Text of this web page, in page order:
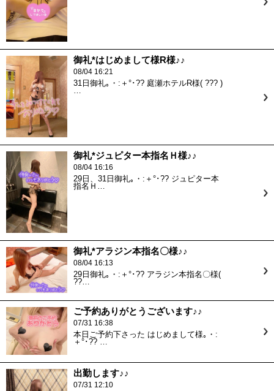
御礼*はじめまして様R様♪♪
08/04 16:21
31日御礼｡・:＋°･?? 庭瀬ホテルR様( ??? )
御礼*ジュピター本指名Ｈ様♪♪
08/04 16:16
29日、31日御礼｡・:＋°･?? ジュピター本
指名Ｈ…
御礼*アラジン本指名〇様♪♪
08/04 16:13
29日御礼｡・:＋°･?? アラジン本指名〇様(
??…
ご予約ありがとうございます♪♪
07/31 16:38
本日ご予約下さった はじめまして様｡・:
＋°･?? …
出勤します♪♪
07/31 12:10